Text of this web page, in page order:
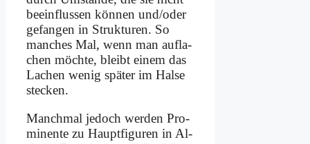
be­ein­flus­sen kön­nen und/oder
ge­fan­gen in Struk­tu­ren. So
man­ches Mal, wenn man auf­la­
chen möch­te, bleibt ei­nem das
La­chen we­nig spä­ter im Hal­se
stecken.
Manch­mal je­doch wer­den Pro­
mi­nen­te zu Haupt­fi­gu­ren in Al­